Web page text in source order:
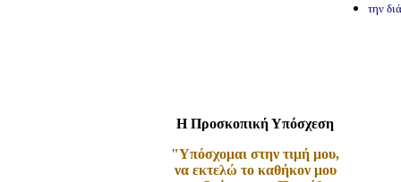
την
Η Προσκοπική Υπόσχεση
"Υπόσχομαι στην τιμή μου,
να εκτελώ το καθήκον μου